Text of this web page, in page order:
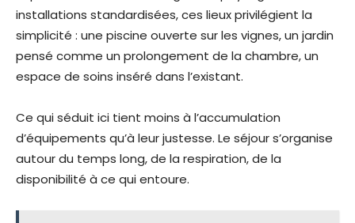
installations standardisées, ces lieux privilégient la
simplicité : une piscine ouverte sur les vignes, un jardin
pensé comme un prolongement de la chambre, un
espace de soins inséré dans l’existant.
Ce qui séduit ici tient moins à l’accumulation
d’équipements qu’à leur justesse. Le séjour s’organise
autour du temps long, de la respiration, de la
disponibilité à ce qui entoure.